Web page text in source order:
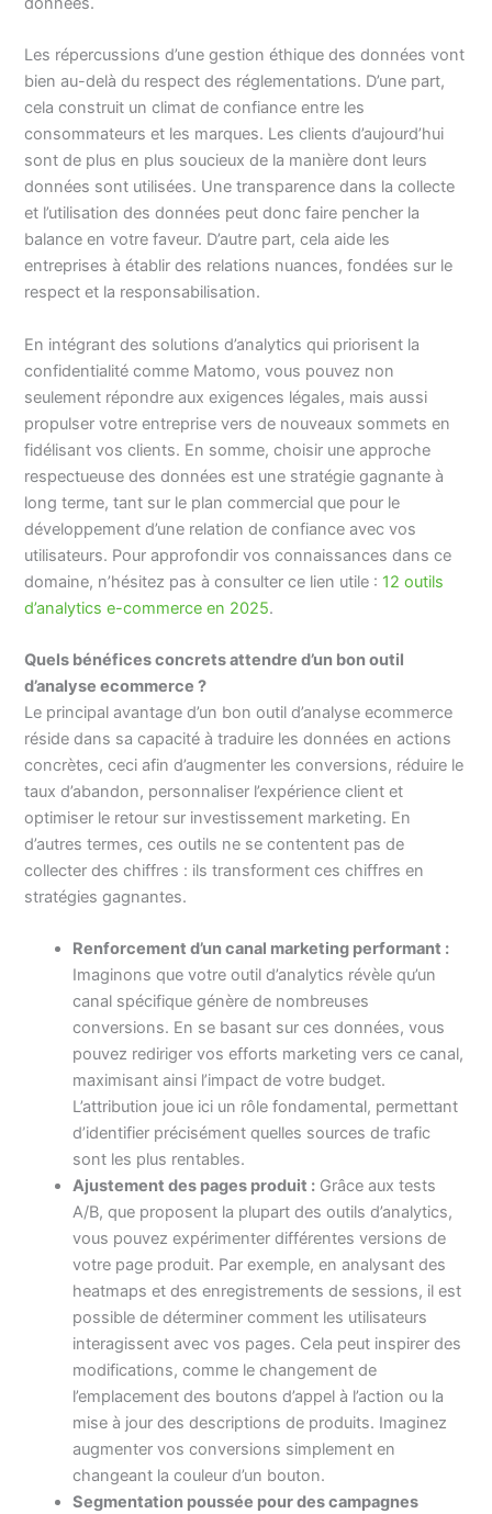
Les répercussions d’une gestion éthique des données vont
bien au-delà du respect des réglementations. D’une part,
cela construit un climat de confiance entre les
consommateurs et les marques. Les clients d’aujourd’hui
sont de plus en plus soucieux de la manière dont leurs
données sont utilisées. Une transparence dans la collecte
et l’utilisation des données peut donc faire pencher la
balance en votre faveur. D’autre part, cela aide les
entreprises à établir des relations nuances, fondées sur le
respect et la responsabilisation.
En intégrant des solutions d’analytics qui priorisent la
confidentialité comme Matomo, vous pouvez non
seulement répondre aux exigences légales, mais aussi
propulser votre entreprise vers de nouveaux sommets en
fidélisant vos clients. En somme, choisir une approche
respectueuse des données est une stratégie gagnante à
long terme, tant sur le plan commercial que pour le
développement d’une relation de confiance avec vos
utilisateurs. Pour approfondir vos connaissances dans ce
domaine, n’hésitez pas à consulter ce lien utile : 12 outils
d’analytics e-commerce en 2025.
Quels bénéfices concrets attendre d’un bon outil
d’analyse ecommerce ?
Le principal avantage d’un bon outil d’analyse ecommerce
réside dans sa capacité à traduire les données en actions
concrètes, ceci afin d’augmenter les conversions, réduire le
taux d’abandon, personnaliser l’expérience client et
optimiser le retour sur investissement marketing. En
d’autres termes, ces outils ne se contentent pas de
collecter des chiffres : ils transforment ces chiffres en
stratégies gagnantes.
Renforcement d’un canal marketing performant :
Imaginons que votre outil d’analytics révèle qu’un
canal spécifique génère de nombreuses
conversions. En se basant sur ces données, vous
pouvez rediriger vos efforts marketing vers ce canal,
maximisant ainsi l’impact de votre budget.
L’attribution joue ici un rôle fondamental, permettant
d’identifier précisément quelles sources de trafic
sont les plus rentables.
Ajustement des pages produit : Grâce aux tests
A/B, que proposent la plupart des outils d’analytics,
vous pouvez expérimenter différentes versions de
votre page produit. Par exemple, en analysant des
heatmaps et des enregistrements de sessions, il est
possible de déterminer comment les utilisateurs
interagissent avec vos pages. Cela peut inspirer des
modifications, comme le changement de
l’emplacement des boutons d’appel à l’action ou la
mise à jour des descriptions de produits. Imaginez
augmenter vos conversions simplement en
changeant la couleur d’un bouton.
Segmentation poussée pour des campagnes